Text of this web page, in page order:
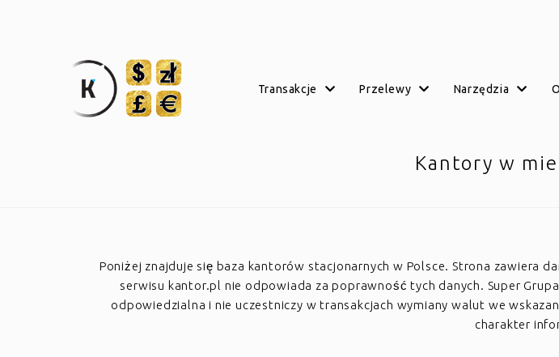
transakcje przelewy narzędzia
Kantory w
Poniżej znajduje się baza kantorów stacjonarnych w Polsce. Strona zawiera
serwisu kantor.pl nie odpowiada za poprawność tych danych. Super
odpowiedzialna i nie uczestniczy w transakcjach wymiany walut we
charakter